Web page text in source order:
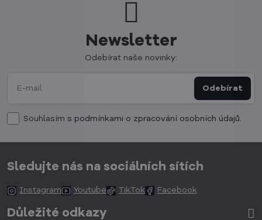
Newsletter
Odebírat naše novinky:
Odebírat
Souhlasím s podmínkami o zpracování osobních údajů.
Sledujte nás na sociálních sítích
Instagram Youtube TikTok Facebook
Důležité odkazy